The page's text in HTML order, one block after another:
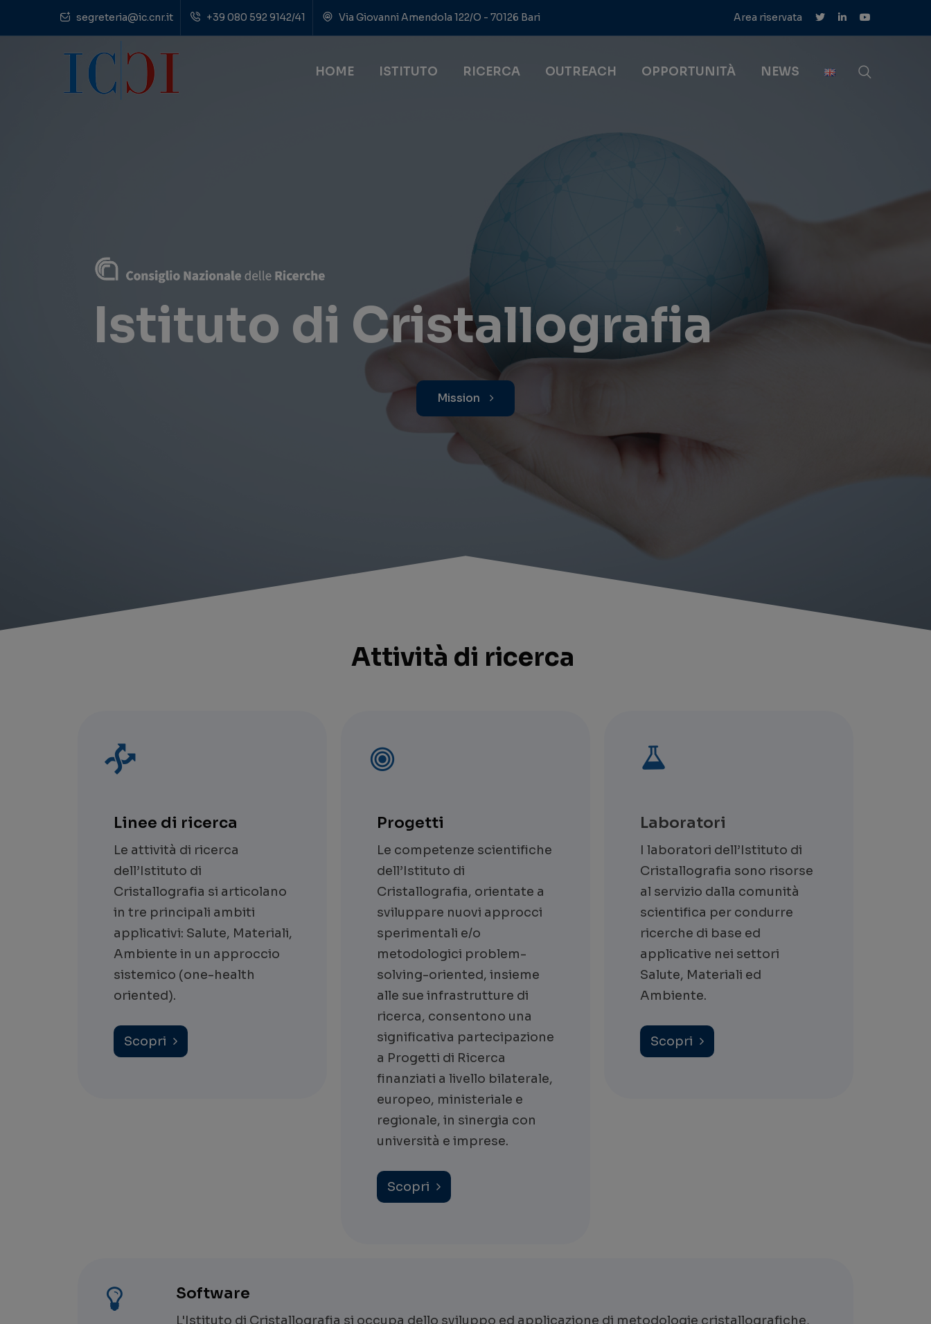
segreteria@ic.cnr.it +39 080 592 9142/41 Via Giovanni Amendola 122/O - 70126 Bari Area riservata
HOME ISTITUTO RICERCA OUTREACH OPPORTUNITÀ NEWS
Istituto di Cristallografia
Mission
Attività di ricerca
Linee di ricerca
Le attività di ricerca
dell’Istituto di
Cristallografia si articolano
in tre principali ambiti
applicativi: Salute, Materiali,
Ambiente in un approccio
sistemico (one-health
oriented).
Scopri
Progetti
Le competenze scientifiche
dell’Istituto di
Cristallografia, orientate a
sviluppare nuovi approcci
sperimentali e/o
metodologici problem-
solving-oriented, insieme
alle sue infrastrutture di
ricerca, consentono una
significativa partecipazione
a Progetti di Ricerca
finanziati a livello bilaterale,
europeo, ministeriale e
regionale, in sinergia con
università e imprese.
Scopri
Laboratori
I laboratori dell’Istituto di
Cristallografia sono risorse
al servizio dalla comunità
scientifica per condurre
ricerche di base ed
applicative nei settori
Salute, Materiali ed
Ambiente.
Scopri
Software
L'Istituto di Cristallografia si occupa dello sviluppo ed applicazione di metodologie cristallografiche,